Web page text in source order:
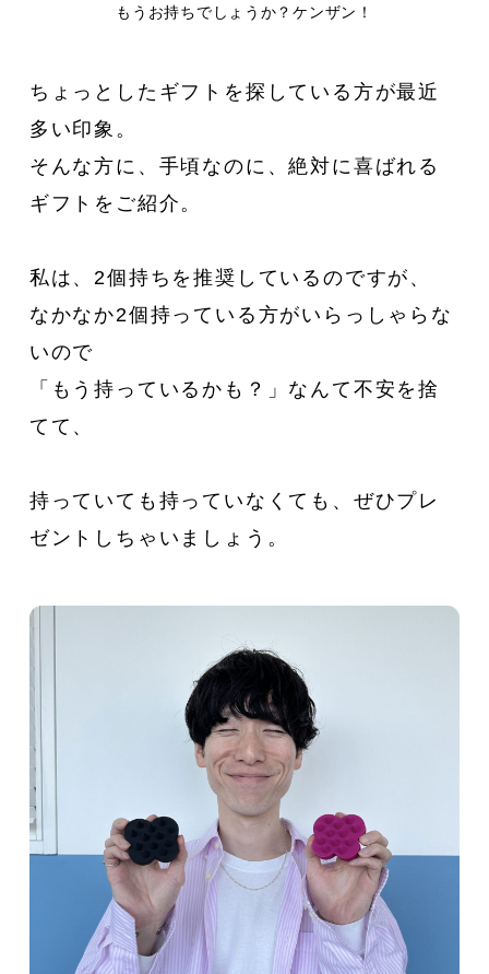
もうお持ちでしょうか？ケンザン！
ちょっとしたギフトを探している方が最近
多い印象。
そんな方に、手頃なのに、絶対に喜ばれる
ギフトをご紹介。
私は、2個持ちを推奨しているのですが、
なかなか2個持っている方がいらっしゃらな
いので
「もう持っているかも？」なんて不安を捨
てて、
持っていても持っていなくても、ぜひプレ
ゼントしちゃいましょう。
CATEGORY
ファッション小物
インテリア 食器、キッチン
雑貨・ホビー